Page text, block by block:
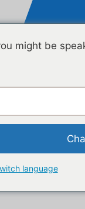
le
might be
language